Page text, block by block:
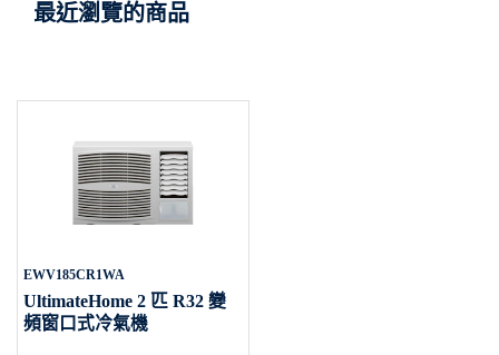
最近瀏覽的商品
EWV185CR1WA
UltimateHome 2 匹 R32 變
頻窗口式冷氣機